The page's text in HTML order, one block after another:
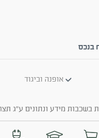
בנכס
אופנה וביגוד
בשכבות מידע ונתונים ע"ג